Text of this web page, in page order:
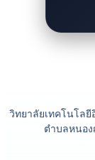
วิทยาลัยเทคโนโล
ตำบลหนอ